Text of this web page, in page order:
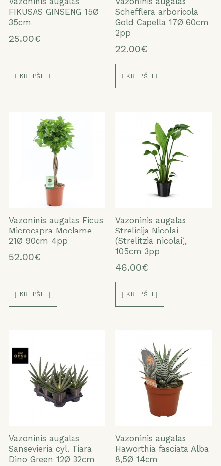
FIKUSAS GINSENG 15Ø
35cm
25.00€
Į KREPŠELĮ
Schefflera arboricola
Gold Capella 17Ø 60cm
2pp
22.00€
Į KREPŠELĮ
Vazoninis augalas Ficus
Microcapra Moclame
21Ø 90cm 4pp
52.00€
Į KREPŠELĮ
Vazoninis augalas
Strelicija Nicolai
(Strelitzia nicolai),
105cm 3pp
46.00€
Į KREPŠELĮ
Vazoninis augalas
Sansevieria cyl. Tiara
Dino Green 12Ø 32cm
Vazoninis augalas
Haworthia fasciata Alba
8,5Ø 14cm